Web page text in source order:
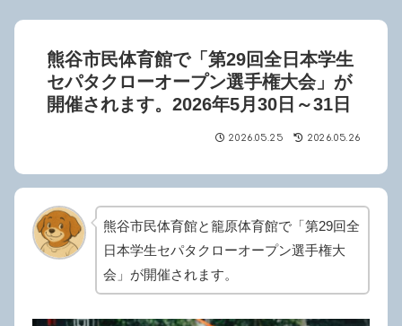
熊谷市民体育館で「第29回全日本学生
セパタクローオープン選手権大会」が
開催されます。2026年5月30日～31日
2026.05.25 2026.05.26
熊谷市民体育館と籠原体育館で「第29回全
日本学生セパタクローオープン選手権大
会」が開催されます。